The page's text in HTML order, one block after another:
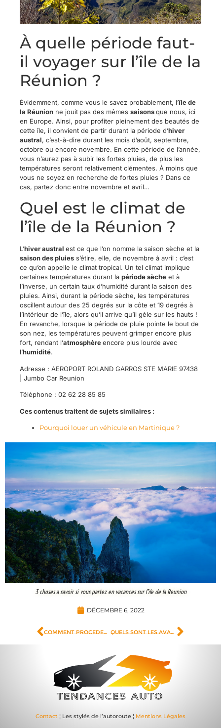
À quelle période faut-
il voyager sur l’île de la
Réunion ?
Évidemment, comme vous le savez probablement, l’île de
la Réunion ne jouit pas des mêmes saisonsque nous, ici
en Europe. Ainsi, pour profiter pleinement des beautés de
cette île, il convient de partir durant la période d’hiver
austral, c’est-à-dire durant les mois d’août, septembre,
octobre ou encore novembre. En cette période de l’année,
vous n’aurez pas à subir les fortes pluies, de plus les
températures seront relativement clémentes. À moins que
vous ne soyez en recherche de fortes pluies ? Dans ce
cas, partez donc entre novembre et avril…
Quel est le climat de
l’île de la Réunion ?
L’hiver austral est ce que l’on nomme la saison sèche et la
saison des pluies s’étire, elle, de novembre à avril : c’est
ce qu’on appelle le climat tropical. Un tel climat implique
certaines températures durant la période sèche et à
l’inverse, un certain taux d’humidité durant la saison des
pluies. Ainsi, durant la période sèche, les températures
oscillent autour des 25 degrés sur la côte et 19 degrés à
l’intérieur de l’île, alors qu’il arrive qu’il gèle sur les hauts !
En revanche, lorsque la période de pluie pointe le bout de
son nez, les températures peuvent grimper encore plus
fort, rendant l’atmosphèreencore plus lourde avec
l’humidité.
Adresse : AEROPORT ROLAND GARROS STE MARIE 97438
| Jumbo Car Reunion
Téléphone : 02 62 28 85 85
Ces contenus traitent de sujets similaires :
Pourquoi louer un véhicule en Martinique ?
3 choses a savoir si vous partez en vacances sur l’ile de la Reunion
DÉCEMBRE 6, 2022
Comment proceder a la mise a jour du GPS Tom Tom ? Quels sont les avantages a s’adresser a un concessionnaire ?
Contact ¦ Les stylés de l’autoroute ¦ Mentions Légales